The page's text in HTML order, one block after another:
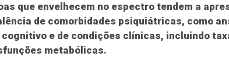
que envelhecem no espectro tendem a
de comorbidades psiquiátricas, como
e de condições clínicas, incluindo
metabólicas.